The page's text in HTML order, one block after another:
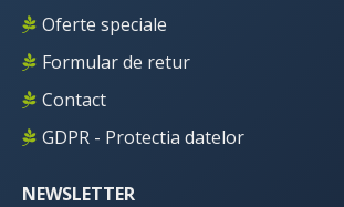
Oferte speciale
Formular de retur
Contact
GDPR - Protectia datelor
NEWSLETTER